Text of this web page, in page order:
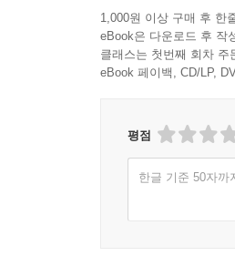
1,000원 이상 구매 후 한
eBook은 다운로드 후 작
클래스는 첫번째 회차
eBook 페이백, CD/LP,
평점
한글 기준 50자까